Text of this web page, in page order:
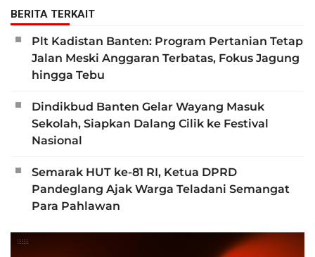
BERITA TERKAIT
Plt Kadistan Banten: Program Pertanian Tetap
Jalan Meski Anggaran Terbatas, Fokus Jagung
hingga Tebu
Dindikbud Banten Gelar Wayang Masuk
Sekolah, Siapkan Dalang Cilik ke Festival
Nasional
Semarak HUT ke-81 RI, Ketua DPRD
Pandeglang Ajak Warga Teladani Semangat
Para Pahlawan